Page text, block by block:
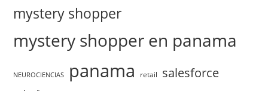
mystery shopper
mystery shopper en panama
NEUROCIENCIAS panama retail salesforce